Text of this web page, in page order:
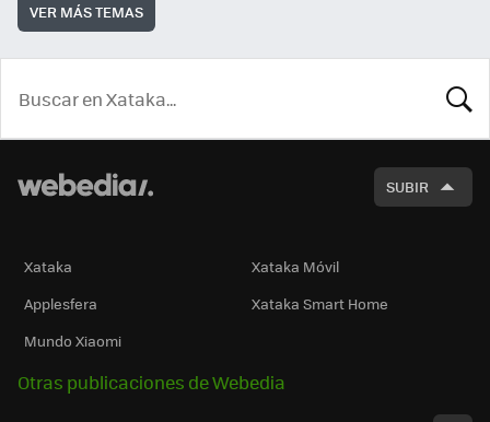
VER MÁS TEMAS
SUBIR
Xataka
Xataka Móvil
Applesfera
Xataka Smart Home
Mundo Xiaomi
Otras publicaciones de Webedia